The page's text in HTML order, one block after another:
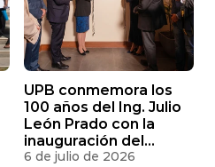
UPB conmemora los
100 años del Ing. Julio
León Prado con la
inauguración del
nuevo frontis de su
6 de julio de 2026